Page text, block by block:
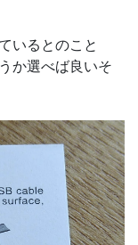
いるとのこと
か選べば良いそ